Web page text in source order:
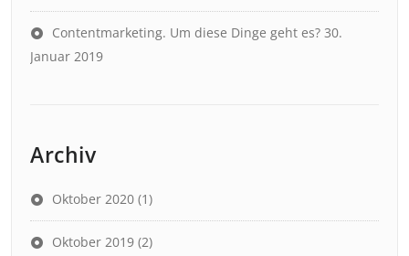
Contentmarketing. Um diese Dinge geht es? 30.
Januar 2019
Archiv
Oktober 2020 (1)
Oktober 2019 (2)